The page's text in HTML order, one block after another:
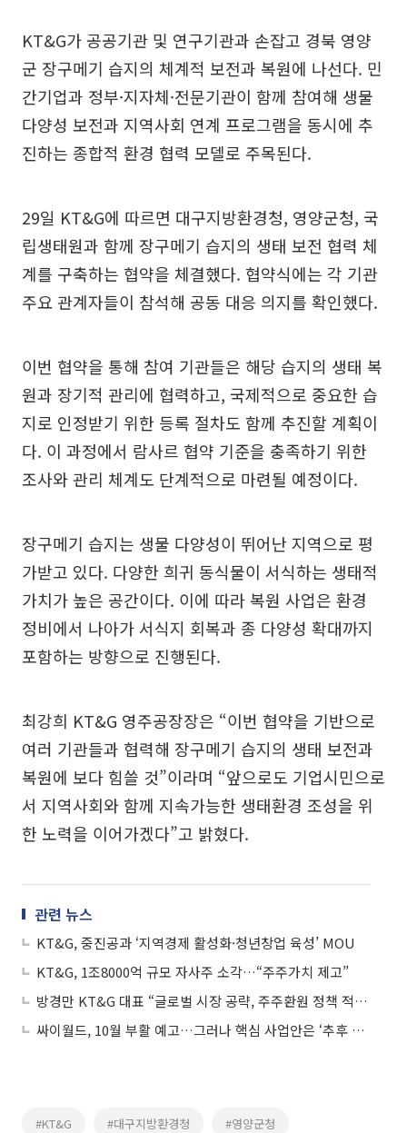
KT&G가 공공기관 및 연구기관과 손잡고 경북 영양
군 장구메기 습지의 체계적 보전과 복원에 나선다. 민
간기업과 정부·지자체·전문기관이 함께 참여해 생물
다양성 보전과 지역사회 연계 프로그램을 동시에 추
진하는 종합적 환경 협력 모델로 주목된다.
29일 KT&G에 따르면 대구지방환경청, 영양군청, 국
립생태원과 함께 장구메기 습지의 생태 보전 협력 체
계를 구축하는 협약을 체결했다. 협약식에는 각 기관
주요 관계자들이 참석해 공동 대응 의지를 확인했다.
이번 협약을 통해 참여 기관들은 해당 습지의 생태 복
원과 장기적 관리에 협력하고, 국제적으로 중요한 습
지로 인정받기 위한 등록 절차도 함께 추진할 계획이
다. 이 과정에서 람사르 협약 기준을 충족하기 위한
조사와 관리 체계도 단계적으로 마련될 예정이다.
장구메기 습지는 생물 다양성이 뛰어난 지역으로 평
가받고 있다. 다양한 희귀 동식물이 서식하는 생태적
가치가 높은 공간이다. 이에 따라 복원 사업은 환경
정비에서 나아가 서식지 회복과 종 다양성 확대까지
포함하는 방향으로 진행된다.
최강희 KT&G 영주공장장은 “이번 협약을 기반으로
여러 기관들과 협력해 장구메기 습지의 생태 보전과
복원에 보다 힘쓸 것”이라며 “앞으로도 기업시민으로
서 지역사회와 함께 지속가능한 생태환경 조성을 위
한 노력을 이어가겠다”고 밝혔다.
관련 뉴스
KT&G, 중진공과 ‘지역경제 활성화·청년창업 육성’ MOU
KT&G, 1조8000억 규모 자사주 소각…“주주가치 제고”
방경만 KT&G 대표 “글로벌 시장 공략, 주주환원 정책 적극 실행”
싸이월드, 10월 부활 예고…그러나 핵심 사업안은 ‘추후 공개’
#KT&G #대구지방환경청 #영양군청